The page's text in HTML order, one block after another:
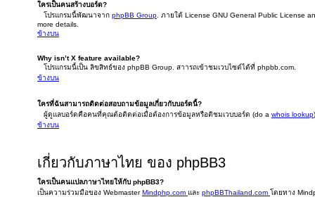
ใครเป็นคนสร้างบอร์ด?
โปรแกรมนี้พัฒนาจาก phpBB Group . ภายใต้ License GNU General Public License
more details.
ข้างบน
Why isn’t X feature available?
โปรแกรมนี้เป็น ลิขสิทธ์ของ phpBB Group. สาารถเข้าชมเวบไซต์ได้ที่ phpbb.com.
ข้างบน
ใครที่ฉันสามารถติดต่อสอบถามข้อมูลเกี่ยวกับบอร์ดนี้?
ผู้ดูแลบอร์ดคือคนที่คุณต้อติดต่อเมื่อต้องการข้อมูลหรือติชมเวบบอร์ด (do a whois lookup
ข้างบน
เกี่ยวกับภาษาไทย ของ phpBB3
ใครเป็นคนแปลภาษาไทยให้กับ phpBB3?
เป็นความร่วมมือของ WebmasterMindphp.com และ phpBBThailand.com โดยทาง